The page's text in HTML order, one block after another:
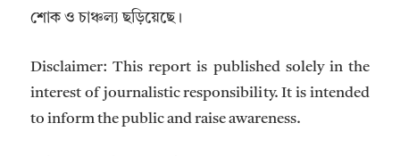
শোক ও চাঞ্চল্য ছড়িয়েছে।
Disclaimer: This report is published solely in the
interest of journalistic responsibility. It is intended
to inform the public and raise awareness.